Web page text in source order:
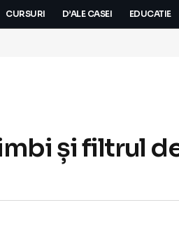
CURSURI D’ALE CASEI EDUCATIE
și filtrul